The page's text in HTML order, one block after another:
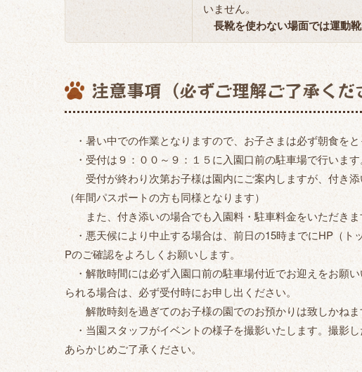
いません。
長靴を使わない場面では運動
注意事項（必ずご理解ご了承くだ
・暑い中での作業となりますので、お子さまは必ず朝食をと
・受付は９：００～９：１５に入園口前の駐車場で行います
受付が終わり次第お子様は園内にご案内しますが、付き
（年間パスポートの方も同様となります）
また、付き添いの場合でも入園料・駐車料金をいただきま
・悪天候により中止する場合は、前日の15時までにHP（
Pのご確認をよろしくお願いします。
・解散時間には必ず入園口前の駐車場付近でお迎えをお願
られる場合は、必ず受付時にお申し出ください。
解散時刻を過ぎてのお子様の園でのお預かりは致しかねま
・当園スタッフがイベントの様子を撮影いたします。撮影
あらかじめご了承ください。